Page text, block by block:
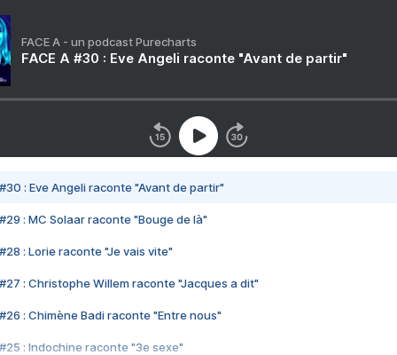
FACE A - un podcast Purecharts
FACE A #30 : Eve Angeli raconte "Avant de partir"
#30 : Eve Angeli raconte "Avant de partir"
#29 : MC Solaar raconte "Bouge de là"
#28 : Lorie raconte "Je vais vite"
#27 : Christophe Willem raconte "Jacques a dit"
#26 : Chimène Badi raconte "Entre nous"
#25 : Indochine raconte "3e sexe"